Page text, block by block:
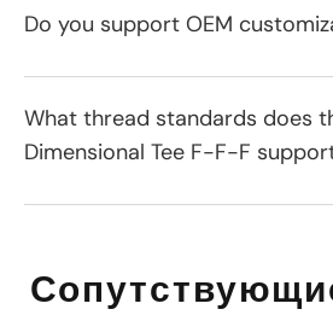
Do you support OEM
What thread standards does
Dimensional Tee F-F-F